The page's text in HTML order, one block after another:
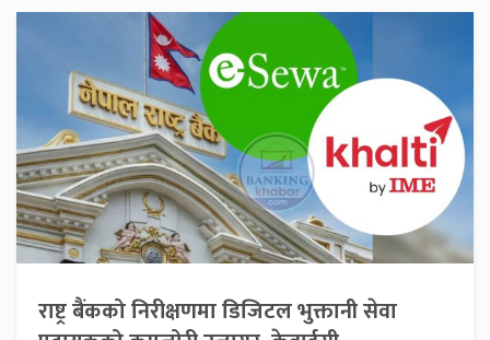
राष्ट्र बैंकको निरीक्षणमा डिजिटल भुक्तानी सेवा